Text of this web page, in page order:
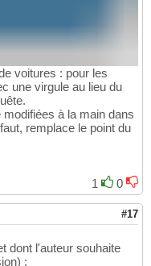
voitures : pour les
une virgule au lieu du
à la main dans
remplace le point du
1
0
#17
dont l'auteur souhaite
: